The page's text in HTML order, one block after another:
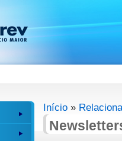
Início »